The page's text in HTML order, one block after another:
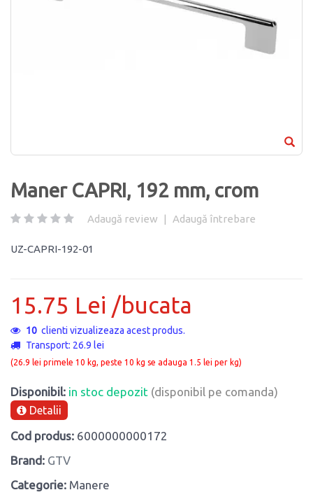
Maner CAPRI, 192 mm, crom
Adaugă review | Adaugă întrebare
UZ-CAPRI-192-01
15.75 Lei /bucata
10 clienti vizualizeaza acest produs.
Transport: 26.9 lei
(26.9 lei primele 10 kg, peste 10 kg se adauga 1.5 lei per kg)
Disponibil: in stoc depozit (disponibil pe comanda)
Detalii
Cod produs: 6000000000172
Brand: GTV
Categorie: Manere